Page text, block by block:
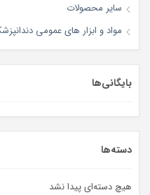
سایر محصولات
مواد و ابزار های عمومی
بایگانی‌ها
دسته‌ها
هیچ دسته‌ای پیدا نشد